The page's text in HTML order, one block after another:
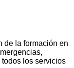
de la formación en
los servicios